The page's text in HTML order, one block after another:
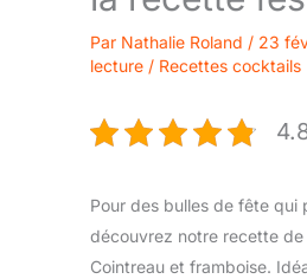
Par Nathalie Roland / 23
lecture / Recettes cocktails
Pour des bulles de fête qui
découvrez notre recette
Cointreau et framboise.